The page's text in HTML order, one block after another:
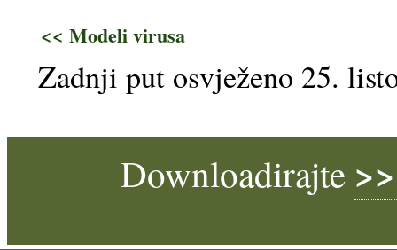
<< Modeli virusa
Zadnji put osvježeno 25.
Downloadirajte